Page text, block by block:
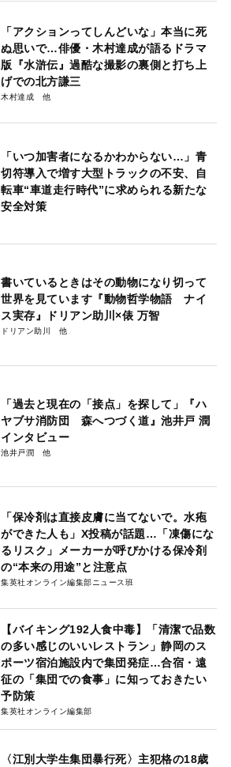
「アクションってしんどいな」本当に死
ぬ思いで…俳優・木村達成が語るドラマ
版『水滸伝』過酷な撮影の裏側と打ち上
げでの北方謙三
木村達成
「いつ加害者になるかわからない…」青
切符導入で増す大型トラックの不安、自
転車“車道走行時代”に求められる新たな
安全対策
書いているときはその動物になり切って
世界を見ています『動物哲学物語 ナイ
ス実存』ドリアン助川×俵 万智
ドリアン助川
「過去と現在の「接点」を探して」『ハ
ヤブサ消防団 森へつづく道』池井戸 潤
インタビュー
池井戸潤
「保冷剤は直接皮膚に当てないで。水疱
ができた人も」X投稿が話題…「凍傷にな
るリスク」メーカーが呼びかける保冷剤
の“本来の用途”と注意点
集英社オンライン編集部ニュース班
【バイキング192人食中毒】「清潔で品数
の多い感じのいいレストラン」静岡のス
ポーツ宿泊施設内で集団発症…合宿・遠
征の「集団での食事」に知っておきたい
予防策
集英社オンライン編集部
〈江別大学生集団暴行死〉主犯格の18歳